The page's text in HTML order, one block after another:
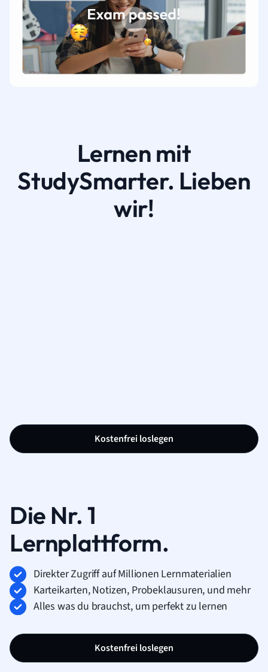
Lernen mit
StudySmarter. Lieben
wir!
Kostenfrei loslegen
Die Nr. 1
Lernplattform.
Direkter Zugriff auf Millionen Lernmaterialien
Karteikarten, Notizen, Probeklausuren, und mehr
Alles was du brauchst, um perfekt zu lernen
Kostenfrei loslegen